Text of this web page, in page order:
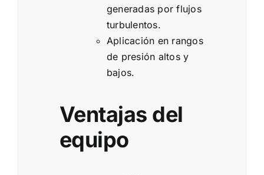
generadas por flujos
turbulentos.
Aplicación en rangos
de presión altos y
bajos.
Ventajas del
equipo